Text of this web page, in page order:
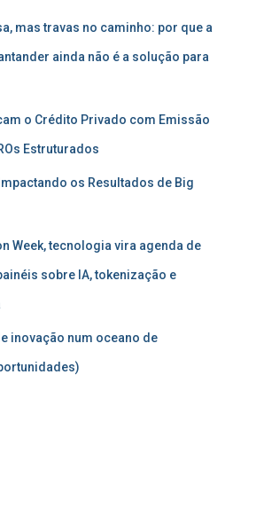
mas travas no caminho: por que a
ainda não é a solução para
o Crédito Privado com Emissão
Estruturados
os Resultados de Big
Week, tecnologia vira agenda de
sobre IA, tokenização e
inovação num oceano de